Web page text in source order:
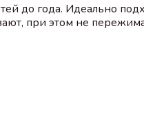
до года. Идеально
при этом не